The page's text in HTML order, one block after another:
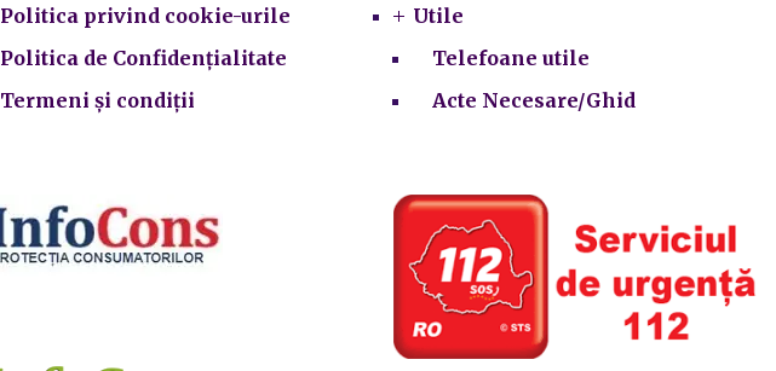
Politica privind cookie-urile
Politica de Confidențialitate
Termeni și condiții
Utile
Telefoane utile
Acte Necesare/Ghid